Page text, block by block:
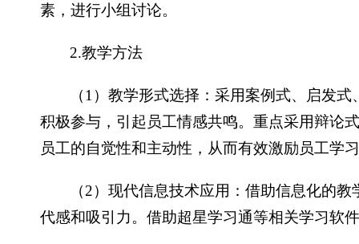
素，进行小组讨论。
2.教学方法
（1）教学形式选择：采用案例式、启发
积极参与，引起员工情感共鸣。重点采用辩论
员工的自觉性和主动性，从而有效激励员工学
（2）现代信息技术应用：借助信息化的
代感和吸引力。借助超星学习通等相关学习软